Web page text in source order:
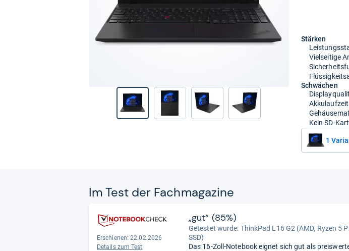
Stärken
Vielseitige
Schwächen
Kein SD-
1
Im Test der Fach­ma­ga­zine
Erschienen:22.02.2026
Details zum Test
„gut“ (85%)
Getestet wurde: ThinkPad L16 G2 (AMD, Ryzen 5
SSD)
Das 16-Zoll-Notebook eignet sich gut als